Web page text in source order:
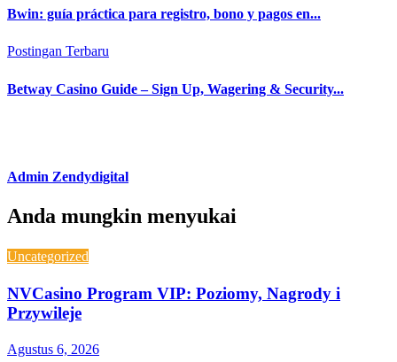
Bwin: guía práctica para registro, bono y pagos en...
Postingan Terbaru
Betway Casino Guide – Sign Up, Wagering & Security...
Admin Zendydigital
Anda mungkin menyukai
Uncategorized
NVCasino Program VIP: Poziomy, Nagrody i
Przywileje
Agustus 6, 2026